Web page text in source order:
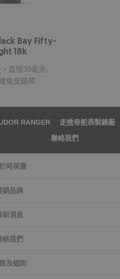
Bay Fifty-
18k
直徑39毫米,
魚皮錶帶
RANGER
走進帝舵表製錶廠
聯絡我們
時美齋
銷品牌
新消息
絡我們
及細則